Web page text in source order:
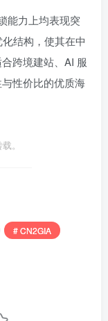
能力上均表现突
结构，使其在中
跨境建站、AI 服
性价比的优质海
。
# CN2GIA